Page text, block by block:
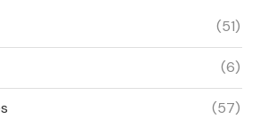
(51)
(6)
(57)